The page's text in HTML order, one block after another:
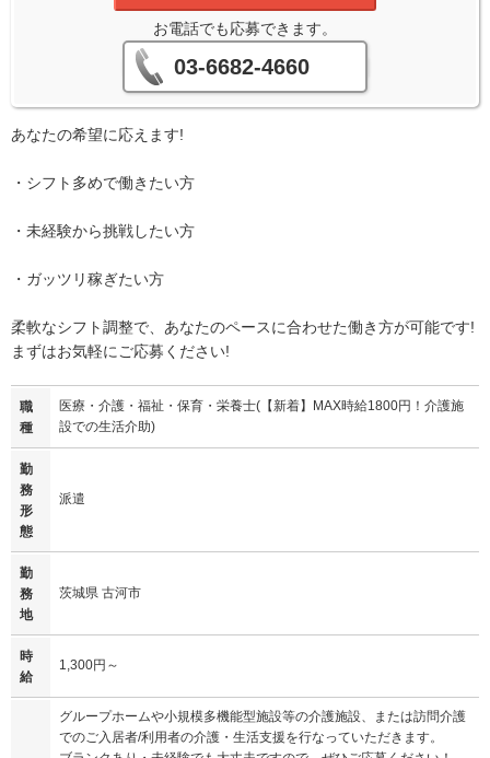
お電話でも応募できます。
03-6682-4660
あなたの希望に応えます!
・シフト多めで働きたい方
・未経験から挑戦したい方
・ガッツリ稼ぎたい方
柔軟なシフト調整で、あなたのペースに合わせた働き方が可能です!
まずはお気軽にご応募ください!
職
種
医療・介護・福祉・保育・栄養士(【新着】MAX時給1800円！介護施
設での生活介助)
勤
務
形
態
派遣
勤
務
地
茨城県 古河市
時
給
1,300円～
グループホームや小規模多機能型施設等の介護施設、または訪問介護
でのご入居者/利用者の介護・生活支援を行なっていただきます。